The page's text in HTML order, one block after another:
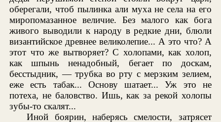
оберегали, чтоб пылинка али муха не села на его
миропомазанное величие. Без малого как бога
живого выводили к народу в редкие дни, блюли
византийское древнее великолепие... А это что? А
этот что же вытворяет? С холопами, как холоп,
как шпынь ненадобный, бегает по доскам,
бесстыдник, — трубка во рту с мерзким зелием,
еже есть табак... Основу шатает... Уж это не
потеха, не баловство. Ишь, как за рекой холопы
зубы-то скалят...
Иной боярин, наберясь смелости, затрясет